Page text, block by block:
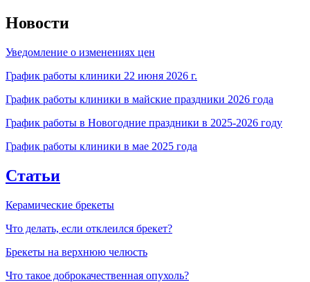
Новости
Уведомление о изменениях цен
График работы клиники 22 июня 2026 г.
График работы клиники в майские праздники 2026 года
График работы в Новогодние праздники в 2025-2026 году
График работы клиники в мае 2025 года
Статьи
Керамические брекеты
Что делать, если отклеился брекет?
Брекеты на верхнюю челюсть
Что такое доброкачественная опухоль?